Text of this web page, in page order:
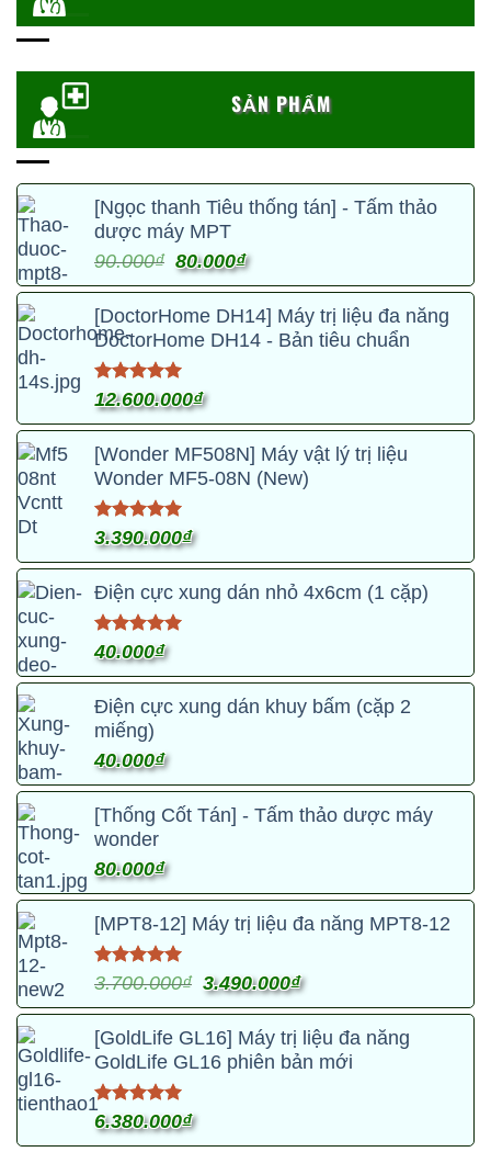
SẢN PHẨM
[Ngọc thanh Tiêu thống tán] - Tấm thảo
dược máy MPT
90.000₫ Giá
gốc
là:
90.000₫.
80.000₫Giá
hiện
tại
là:
[DoctorHome DH14] Máy trị liệu đa năng
DoctorHome DH14 - Bản tiêu chuẩn
Được xếp
hạng4.95
5 sao
12.600.000₫
[Wonder MF508N] Máy vật lý trị liệu
Wonder MF5-08N (New)
Được xếp
hạng4.95
5 sao
3.390.000₫
Sản
phẩm
này
có
nhiều
biến
thể.
Các
tùy
chọn
có
thể
được
chọn
trên
trang
sản
phẩm
Điện cực xung dán nhỏ 4x6cm (1 cặp)
Được xếp
hạng5.00
5 sao
40.000₫
Sản
phẩm
này
có
nhiều
biến
thể.
Các
tùy
chọn
có
thể
được
chọn
trên
trang
sản
phẩm
Điện cực xung dán khuy bấm (cặp 2
miếng)
40.000₫
[Thống Cốt Tán] - Tấm thảo dược máy
wonder
80.000₫
[MPT8-12] Máy trị liệu đa năng MPT8-12
Được xếp
5 sao
3.700.000₫ Giá
gốc
là:
3.700.000₫.
3.490.000₫Giá
hiện
tại
là:
[GoldLife GL16] Máy trị liệu đa năng
GoldLife GL16 phiên bản mới
Được xếp
hạng5.00
6.380.000₫